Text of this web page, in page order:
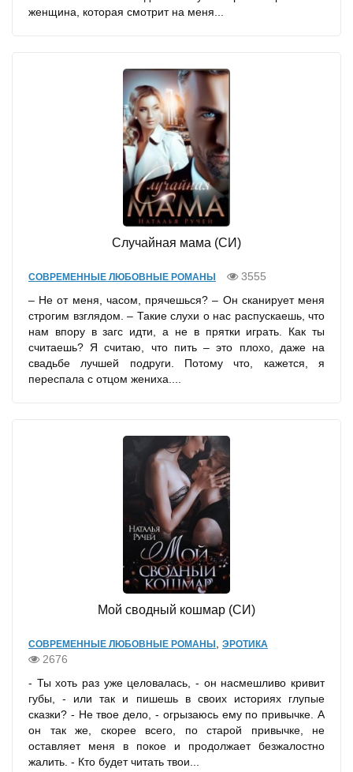
женщина, которая смотрит на меня...
Случайная мама (СИ)
СОВРЕМЕННЫЕ ЛЮБОВНЫЕ РОМАНЫ
3555
– Не от меня, часом, прячешься? – Он сканирует меня
строгим взглядом. – Такие слухи о нас распускаешь, что
нам впору в загс идти, а не в прятки играть. Как ты
считаешь? Я считаю, что пить – это плохо, даже на
свадьбе лучшей подруги. Потому что, кажется, я
переспала с отцом жениха....
Мой сводный кошмар (СИ)
СОВРЕМЕННЫЕ ЛЮБОВНЫЕ РОМАНЫ ЭРОТИКА
2676
- Ты хоть раз уже целовалась, - он насмешливо кривит
губы, - или так и пишешь в своих историях глупые
сказки? - Не твое дело, - огрызаюсь ему по привычке. А
он так же, скорее всего, по старой привычке, не
оставляет меня в покое и продолжает безжалостно
жалить. - Кто будет читать твои...